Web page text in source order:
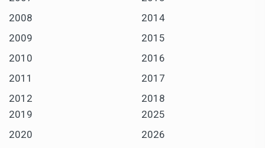
2008
2009
2010
2011
2012
2014
2015
2016
2017
2018
2019
2020
2025
2026